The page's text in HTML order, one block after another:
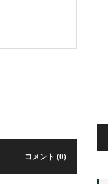
コメント (0)